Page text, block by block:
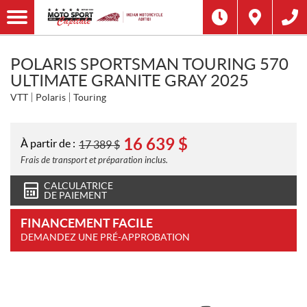
POLARIS SPORTSMAN TOURING 570
ULTIMATE GRANITE GRAY 2025
VTT Polaris Touring
À partir de : 17 389$ 16 639 $
Frais de transport et préparation inclus.
CALCULATRICE
DE PAIEMENT
FINANCEMENT FACILE
DEMANDEZ UNE PRÉ-APPROBATION